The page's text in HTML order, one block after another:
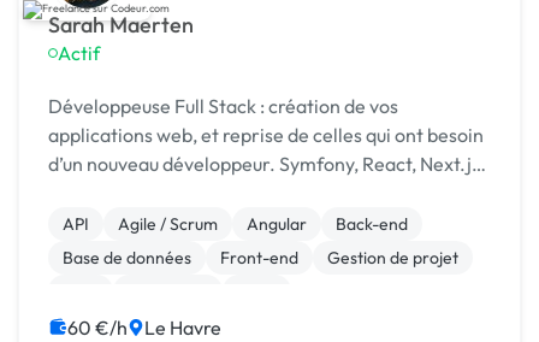
Sarah Maerten
Actif
Développeuse Full Stack : création de vos
applications web, et reprise de celles qui ont besoin
d’un nouveau développeur. Symfony, React, Next.js,
API Agile / Scrum Angular
Back-end
Base de données
Front-end
Gestion de projet
60 €/h Le Havre